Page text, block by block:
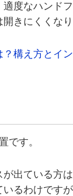
度なハンド
きにくくなり
構え方とイ
です。
が出ている方
るわけです